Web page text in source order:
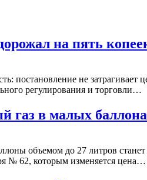
на пять
постановление не
регулирования и торговли…
в малых
объемом до 27 литров
№ 62, которым изменяется цена…